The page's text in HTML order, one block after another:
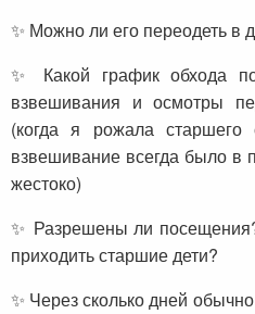
✨ Можно ли его переодеть в
✨ Какой график обхода
взвешивания и осмотры
(когда я рожала
взвешивание всегда было в
жестоко)
✨ Разрешены ли
приходить старшие дети?
✨ Через сколько дней